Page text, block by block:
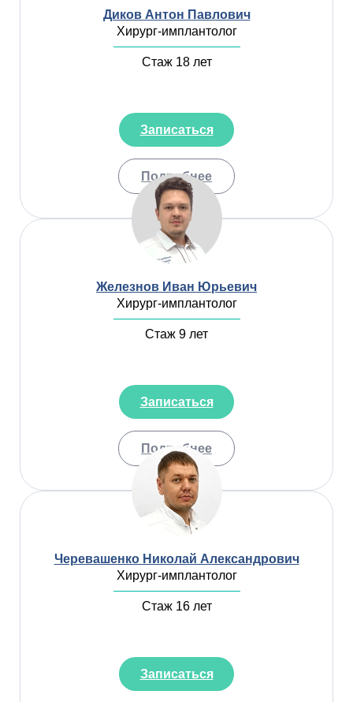
Диков Антон Павлович
Хирург-имплантолог
Стаж 18 лет
Подробнее
Записаться
Железнов Иван Юрьевич
Хирург-имплантолог
Стаж 9 лет
Подробнее
Записаться
Черевашенко Николай Александрович
Хирург-имплантолог
Стаж 16 лет
Записаться